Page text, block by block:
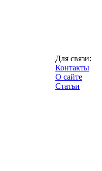
Для связи:
Контакты
О сайте
Статьи